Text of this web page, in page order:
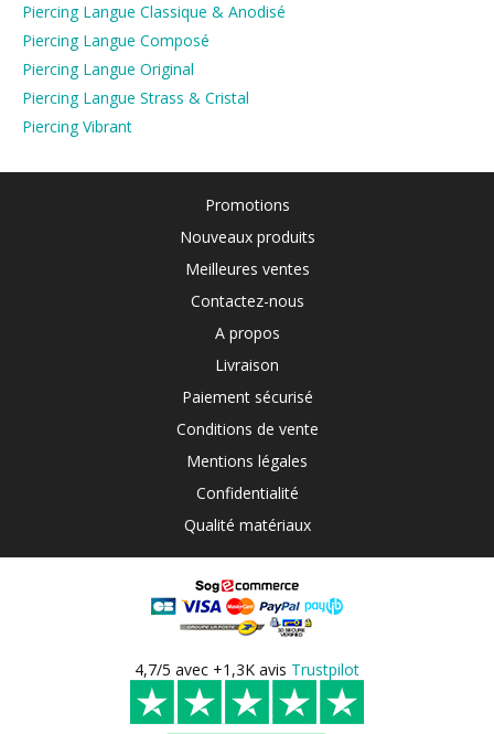
Piercing Langue Classique & Anodisé
Piercing Langue Composé
Piercing Langue Original
Piercing Langue Strass & Cristal
Piercing Vibrant
Promotions
Nouveaux produits
Meilleures ventes
Contactez-nous
A propos
Livraison
Paiement sécurisé
Conditions de vente
Mentions légales
Confidentialité
Qualité matériaux
4,7/5 avec +1,3K avis Trustpilot